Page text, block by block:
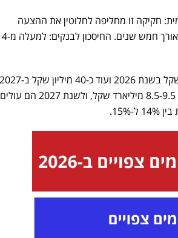
חקיקה זו מחליפה לחלוטין את ההצעה
המקורית, שתוכננה להעמיס על הסקטור כ-7.5 מיליארד שקל לאורך חמש שנים. החיסכון לבנקים: למעלה מ-4
בהתאם לכך, הבנק עדכן את יעדי הרווח לשנת 2026 לטווח של 8.5-9.5 מיליארד שקל, ולשנת 2027 הם עולים